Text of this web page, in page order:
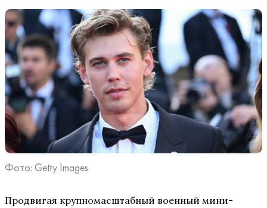
Фото: Getty Images
Продвигая крупномасштабный военный мини-